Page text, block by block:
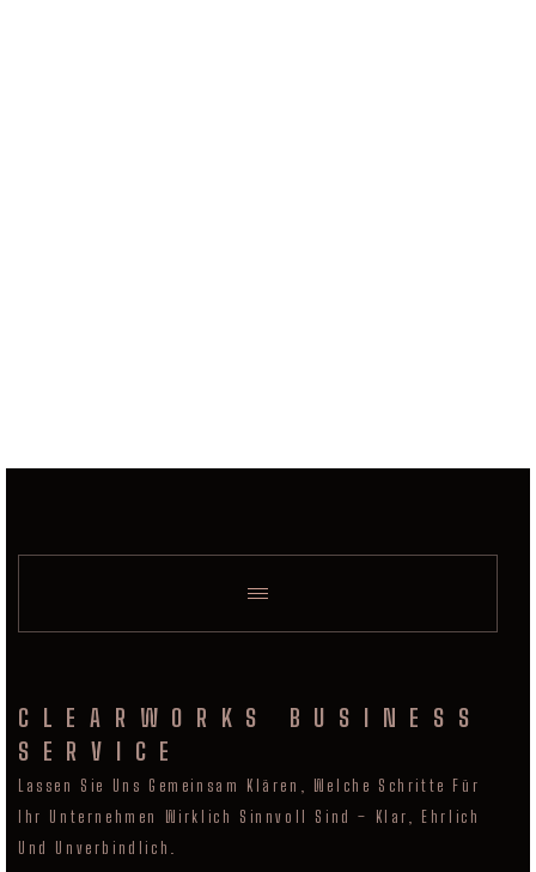
CLEARWORKS BUSINESS
SERVICE
Lassen Sie Uns Gemeinsam Klären, Welche Schritte Für
Ihr Unternehmen Wirklich Sinnvoll Sind – Klar, Ehrlich
Und Unverbindlich.